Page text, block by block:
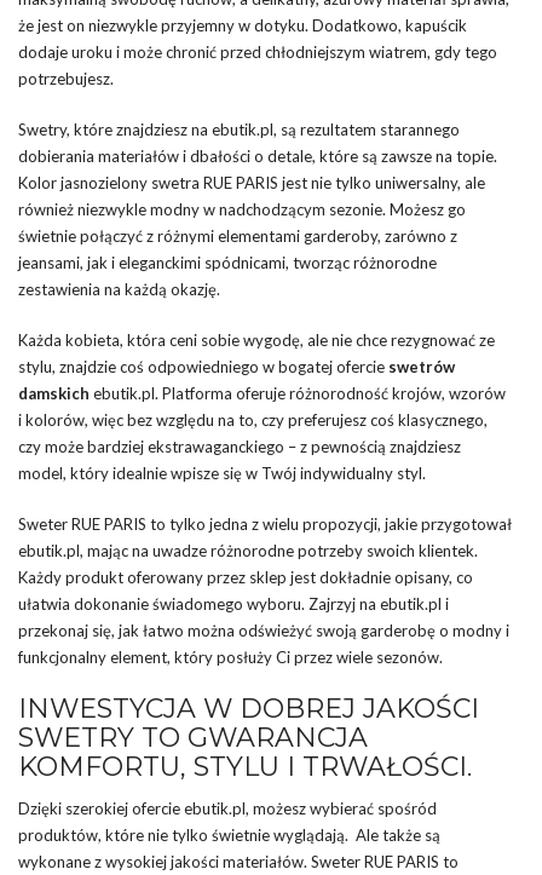
że jest on niezwykle przyjemny w dotyku. Dodatkowo, kapuścik
dodaje uroku i może chronić przed chłodniejszym wiatrem, gdy tego
potrzebujesz.
Swetry, które znajdziesz na ebutik.pl, są rezultatem starannego
dobierania materiałów i dbałości o detale, które są zawsze na topie.
Kolor jasnozielony swetra RUE PARIS jest nie tylko uniwersalny, ale
również niezwykle modny w nadchodzącym sezonie. Możesz go
świetnie połączyć z różnymi elementami garderoby, zarówno z
jeansami, jak i eleganckimi spódnicami, tworząc różnorodne
zestawienia na każdą okazję.
Każda kobieta, która ceni sobie wygodę, ale nie chce rezygnować ze
stylu, znajdzie coś odpowiedniego w bogatej ofercie swetrów
damskich ebutik.pl. Platforma oferuje różnorodność krojów, wzorów
i kolorów, więc bez względu na to, czy preferujesz coś klasycznego,
czy może bardziej ekstrawaganckiego – z pewnością znajdziesz
model, który idealnie wpisze się w Twój indywidualny styl.
Sweter RUE PARIS to tylko jedna z wielu propozycji, jakie przygotował
ebutik.pl, mając na uwadze różnorodne potrzeby swoich klientek.
Każdy produkt oferowany przez sklep jest dokładnie opisany, co
ułatwia dokonanie świadomego wyboru. Zajrzyj na ebutik.pl i
przekonaj się, jak łatwo można odświeżyć swoją garderobę o modny i
funkcjonalny element, który posłuży Ci przez wiele sezonów.
INWESTYCJA W DOBREJ JAKOŚCI
SWETRY TO GWARANCJA
KOMFORTU, STYLU I TRWAŁOŚCI.
Dzięki szerokiej ofercie ebutik.pl, możesz wybierać spośród
produktów, które nie tylko świetnie wyglądają. Ale także są
wykonane z wysokiej jakości materiałów. Sweter RUE PARIS to